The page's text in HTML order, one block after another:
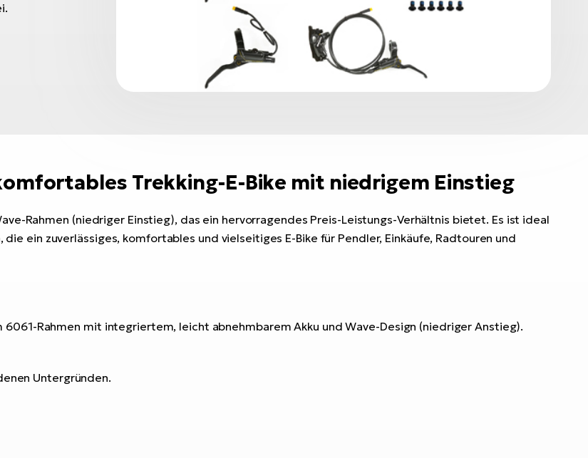
Trekking-E-Bike mit niedrigem Einstieg
Rahmen (niedriger Einstieg), das ein hervorragendes Preis-Leistungs-Verhältnis bietet. Es ist ideal
ein zuverlässiges, komfortables und vielseitiges E-Bike für Pendler, Einkäufe, Radtouren und
Rahmen mit integriertem, leicht abnehmbarem Akku und Wave-Design (niedriger Anstieg).
Untergründen.